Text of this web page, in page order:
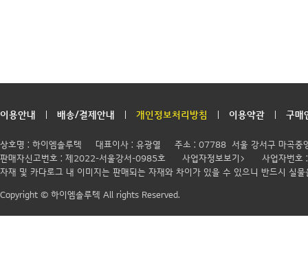
이용안내 배송/결제안내 개인정보처리방침 이용약관 구매
상호명 : 하이엠솔루텍 대표이사 : 유광열
주소 : 07788 서울 강서구 마곡중
판매자신고번호 : 제2022-서울강서-0985호
사업자정보보기>
사업자번
자재 및 카다로그 내 이미지는 판매되는 자재와 차이가 있을 수 있으니 반드시 실
Copyright © 하이엠솔루텍 All rights Reserved.